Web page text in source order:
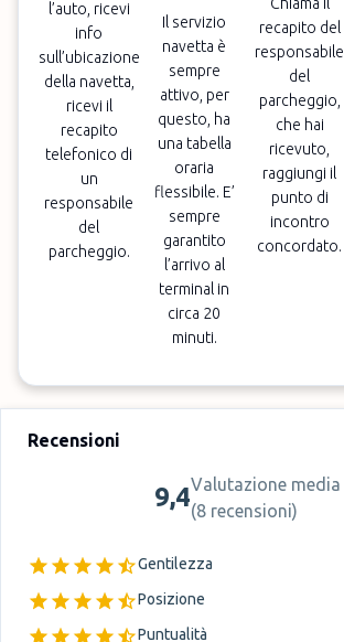
l’auto, ricevi
info
sull’ubicazione
della navetta,
ricevi il
recapito
telefonico di
un
responsabile
del
parcheggio.
Il servizio
navetta è
sempre
attivo, per
questo, ha
una tabella
oraria
flessibile. E’
sempre
garantito
l’arrivo al
terminal in
circa 20
minuti.
recapito del
responsabile
del
parcheggio,
che hai
ricevuto,
raggiungi il
punto di
incontro
concordato.
Recensioni
9,4Valutazione media
(8 recensioni)
Gentilezza
Posizione
Puntualità